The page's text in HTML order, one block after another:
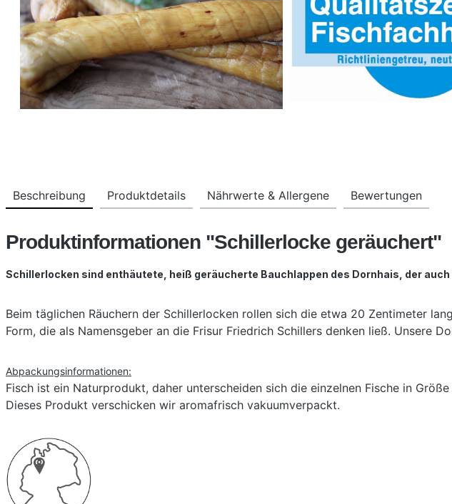
Beschreibung Produktdetails Nährwerte & Allergene Bewertungen
Produktinformationen "Schillerlocke geräuchert"
Schillerlocken sind enthäutete, heiß geräucherte Bauchlappen des Dornhais, der
Beim täglichen Räuchern der Schillerlocken rollen sich die etwa 20 Zentimeter
Form, die als Namensgeber an die Frisur Friedrich Schillers denken ließ. Unsere
Abpackungsinformationen:
Fisch ist ein Naturprodukt, daher unterscheiden sich die einzelnen Fische in
Dieses Produkt verschicken wir aromafrisch vakuumverpackt.